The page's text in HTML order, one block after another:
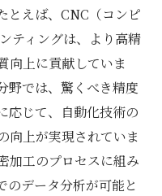
とえば、CNC（コンピ
ティングは、より高精
向上に貢献していま
野では、驚くべき精度
応じて、自動化技術の
向上が実現されていま
加工のプロセスに組み
のデータ分析が可能と